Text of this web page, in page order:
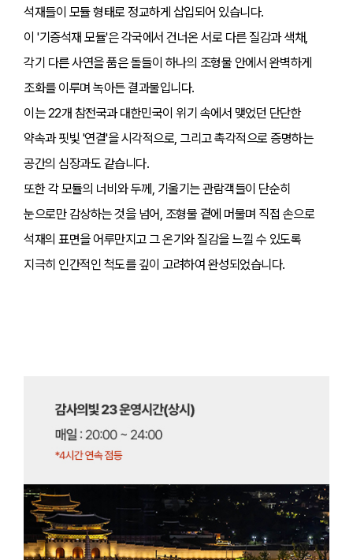
석재들이 모듈 형태로 정교하게 삽입되어 있습니다.
이 '기증석재 모듈'은 각국에서 건너온 서로 다른 질감과 색채,
각기 다른 사연을 품은 돌들이 하나의 조형물 안에서 완벽하게
조화를 이루며 녹아든 결과물입니다.
이는 22개 참전국과 대한민국이 위기 속에서 맺었던 단단한
약속과 핏빛 '연결'을 시각적으로, 그리고 촉각적으로 증명하는
공간의 심장과도 같습니다.
또한 각 모듈의 너비와 두께, 기울기는 관람객들이 단순히
눈으로만 감상하는 것을 넘어, 조형물 곁에 머물며 직접 손으로
석재의 표면을 어루만지고 그 온기와 질감을 느낄 수 있도록
지극히 인간적인 척도를 깊이 고려하여 완성되었습니다.